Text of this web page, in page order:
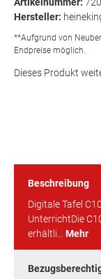
Artikelnummer:
Hersteller:
**Aufgrund von
Endpreise möglich.
Dieses Produkt
Beschreibung
Digitale Tafel
UnterrichtDie
erhältli… Mehr